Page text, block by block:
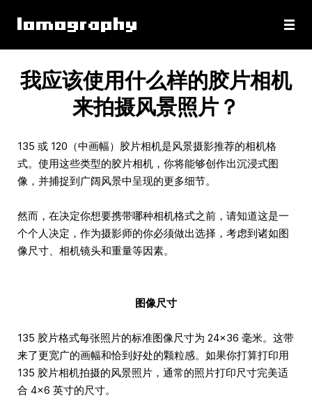
我应该使用什么样的胶片相机
来拍摄风景照片？
135 或 120（中画幅）胶片相机是风景摄影推荐的相机格
式。使用这些类型的胶片相机，你将能够创作出沉浸式图
像，并捕捉到广阔风景中呈现的更多细节。
然而，在决定你想要携带哪种相机格式之前，请知道这是一
个个人决定，作为摄影师的你必须做出选择，考虑到诸如图
像尺寸、相机镜头和重量等因素。
图像尺寸
135 胶片格式每张照片的标准图像尺寸为 24×36 毫米。这带
来了更宽广的画幅和恰到好处的颗粒感。如果你打算打印用
135 胶片相机拍摄的风景照片，通常的照片打印尺寸完美适
合 4×6 英寸的尺寸。